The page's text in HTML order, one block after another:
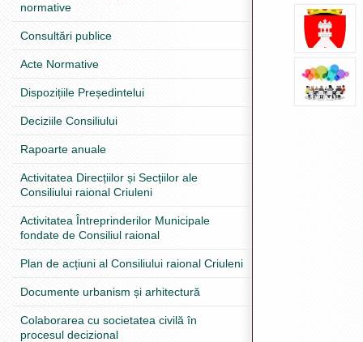
normative
Consultări publice
Acte Normative
Dispozițiile Președintelui
Deciziile Consiliului
Rapoarte anuale
Activitatea Direcțiilor și Secțiilor ale
Consiliului raional Criuleni
Activitatea Întreprinderilor Municipale
fondate de Consiliul raional
Plan de acțiuni al Consiliului raional Criuleni
Documente urbanism și arhitectură
Colaborarea cu societatea civilă în
procesul decizional